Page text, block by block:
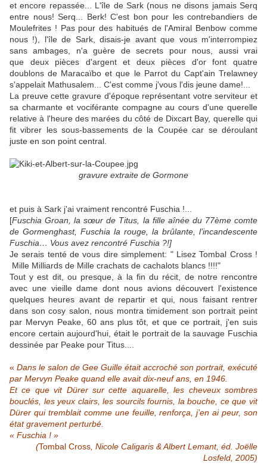
et encore repassée... L'île de Sark (nous ne disons jamais Serq
entre nous! Serq... Berk! C'est bon pour les contrebandiers de
Moulefrites ! Pas pour des habitués de l'Amiral Benbow comme
nous !), l'île de Sark, disais-je avant que vous m'interrompiez
sans ambages, n'a guère de secrets pour nous, aussi vrai
que deux pièces d'argent et deux pièces d'or font quatre
doublons de Maracaïbo et que le Parrot du Capt'ain Trelawney
s'appelait Mathusalem... C'est comme j'vous l'dis jeune dame!...
La preuve cette gravure d'époque représentant votre serviteur et
sa charmante et vociférante compagne au cours d'une querelle
relative à l'heure des marées du côté de Dixcart Bay, querelle qui
fit vibrer les sous-bassements de la Coupée car se déroulant
juste en son point central.
gravure extraite de Gormone
et puis à Sark j'ai vraiment rencontré Fuschia !...
[Fuschia Groan, la sœur de Titus, la fille aînée du 77ème comte
de Gormenghast, Fuschia la rouge, la brûlante, l’incandescente
Fuschia… Vous avez rencontré Fuschia ?!]
Je serais tenté de vous dire simplement: " Lisez Tombal Cross !
Mille Milliards de Mille crachats de cachalots blancs !!!!"
Tout y est dit, ou presque, à la fin du récit, de notre rencontre
avec une vieille dame dont nous avions découvert l'existence
quelques heures avant de repartir et qui, nous faisant rentrer
dans son cosy salon, nous montra timidement son portrait peint
par Mervyn Peake, 60 ans plus tôt, et que ce portrait, j'en suis
encore certain aujourd'hui, était le portrait de la sauvage Fuschia
dessinée par Peake pour Titus....
« Dans le salon de Gee Guille était accroché son portrait, exécuté
par Mervyn Peake quand elle avait dix-neuf ans, en 1946.
Et ce que vit Dürer sur cette aquarelle, les cheveux sombres
bouclés, les yeux clairs, les sourcils fournis, la bouche, ce que vit
Dürer qui tremblait comme une feuille, renforça, j’en ai peur, son
état gravement perturbé.
« Fuschia ! »
(Tombal Cross , Nicole Caligaris & Albert Lemant, éd. Joëlle
Losfeld, 2005)